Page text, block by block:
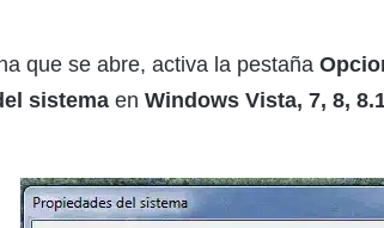
que se abre, activa la pestaña
sistema en Windows Vista, 7, 8,